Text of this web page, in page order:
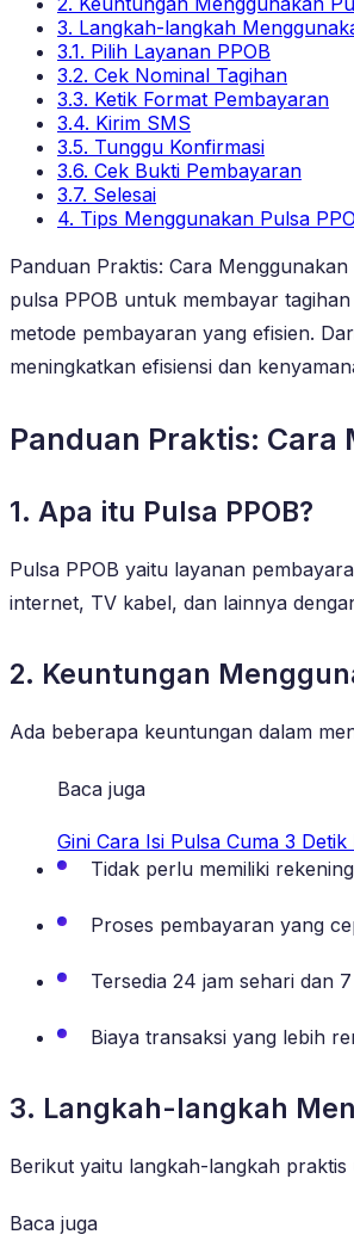
3. Langkah-langkah
3.1. Pilih Layanan PPOB
3.2. Cek Nominal Tagihan
3.3. Ketik Format Pembayaran
3.4. Kirim SMS
3.5. Tunggu Konfirmasi
3.6. Cek Bukti Pembayaran
3.7. Selesai
4. Tips Menggunakan Pulsa
Panduan Praktis: Cara
pulsa PPOB untuk membayar
metode pembayaran yang efisien.
meningkatkan efisiensi dan
Panduan Praktis: Cara
1. Apa itu Pulsa PPOB?
Pulsa PPOB yaitu layanan
internet, TV kabel, dan lainnya
2. Keuntungan
Ada beberapa keuntungan dalam
Baca juga
Gini Cara Isi Pulsa Cuma 3 Detik
Tidak perlu memiliki
Proses pembayaran yang
Tersedia 24 jam sehari dan
Biaya transaksi yang lebih
3. Langkah-langkah
Berikut yaitu langkah-langkah
Baca juga